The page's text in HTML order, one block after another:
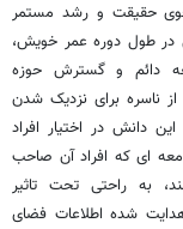
حقیقت و رشد مستمر
طول دوره عمر خویش،
دائم و گسترش حوزه
ناسره برای نزدیک شدن
دانش در اختیار افراد
ای که افراد آن صاحب
به راحتی تحت تاثیر
شده اطلاعات فضای